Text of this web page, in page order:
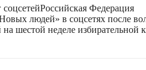
Российская Федерация
людей» в соцсетях после
шестой неделе